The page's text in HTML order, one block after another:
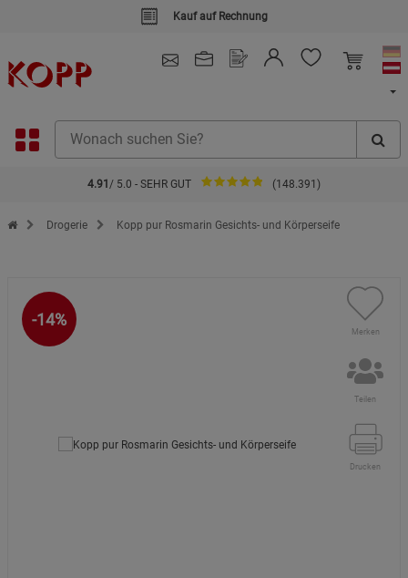
Kauf auf Rechnung
4.91 / 5.0 - SEHR GUT (148.391)
Zur Startseite des Kopp Verlag Online-Shop
Drogerie Kopp pur Rosmarin Gesichts- und Körperseife
-14%
Merken
Teilen
Drucken